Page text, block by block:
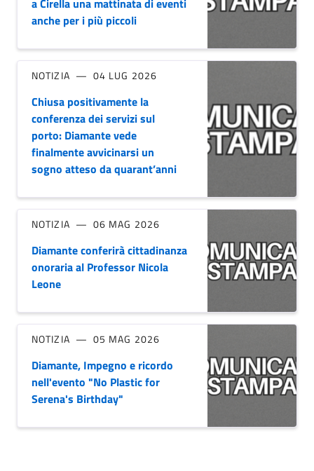
a Cirella una mattinata di eventi
anche per i più piccoli
NOTIZIA 04 LUG 2026
Chiusa positivamente la
conferenza dei servizi sul
porto: Diamante vede
finalmente avvicinarsi un
sogno atteso da quarant’anni
NOTIZIA 06 MAG 2026
Diamante conferirà cittadinanza
onoraria al Professor Nicola
Leone
NOTIZIA 05 MAG 2026
Diamante, Impegno e ricordo
nell'evento "No Plastic for
Serena's Birthday"